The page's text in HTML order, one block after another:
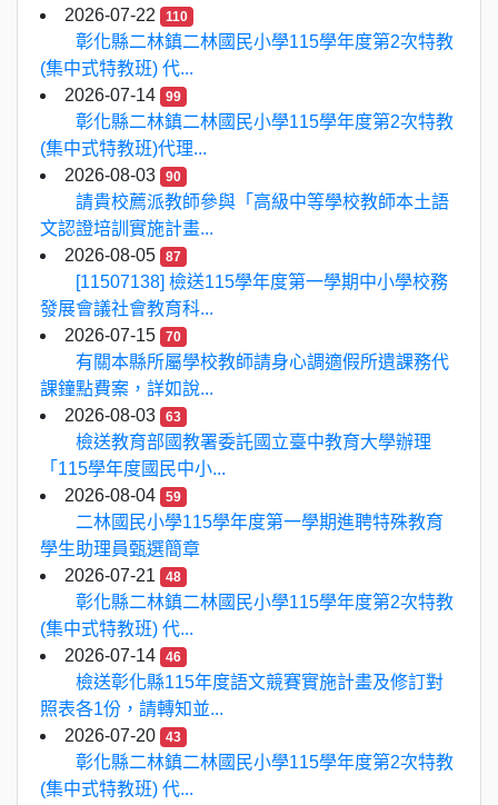
2026-07-22
110
彰化縣二林鎮二林國民小學115學年度第2次特教
(集中式特教班) 代...
2026-07-14
99
彰化縣二林鎮二林國民小學115學年度第2次特教
(集中式特教班)代理...
2026-08-03
90
請貴校薦派教師參與「高級中等學校教師本土語
文認證培訓實施計畫...
2026-08-05
87
[11507138] 檢送115學年度第一學期中小學校務
發展會議社會教育科...
2026-07-15
70
有關本縣所屬學校教師請身心調適假所遺課務代
課鐘點費案，詳如說...
2026-08-03
63
檢送教育部國教署委託國立臺中教育大學辦理
「115學年度國民中小...
2026-08-04
59
二林國民小學115學年度第一學期進聘特殊教育
學生助理員甄選簡章
2026-07-21
48
彰化縣二林鎮二林國民小學115學年度第2次特教
(集中式特教班) 代...
2026-07-14
46
檢送彰化縣115年度語文競賽實施計畫及修訂對
照表各1份，請轉知並...
2026-07-20
43
彰化縣二林鎮二林國民小學115學年度第2次特教
(集中式特教班) 代...